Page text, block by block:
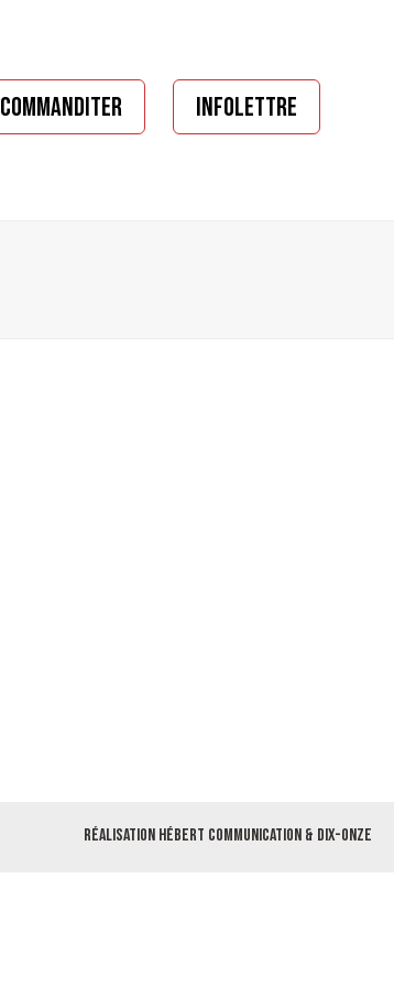
COMMANDITER INFOLETTRE
Réalisation Hébert Communication & Dix-Onze